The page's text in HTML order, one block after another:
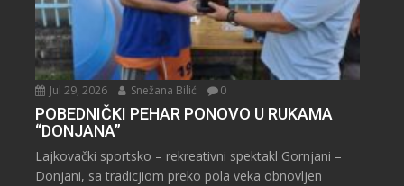
Jul 29, 2026 Snežana Bilić 0
POBEDNIČKI PEHAR PONOVO U RUKAMA
“DONJANA”
Lajkovački sportsko – rekreativni spektakl Gornjani –
Donjani, sa tradicjiom preko pola veka obnovljen